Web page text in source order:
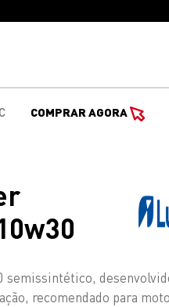
COMPRAR AGORA
recomendado para